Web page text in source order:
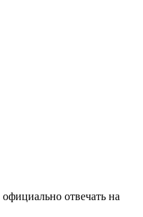
отвечать на